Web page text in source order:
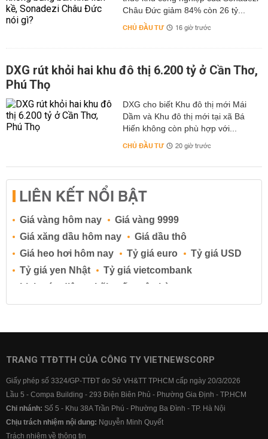
Châu Đức giảm 84% còn 26 tỷ...
CHỦ ĐẦU TƯ 16 giờ trước
DXG rút khỏi hai khu đô thị 6.200 tỷ ở Cần Thơ,
Phú Thọ
DXG cho biết Khu đô thị mới Mái
Dầm và Khu đô thị mới tại xã Bá
Hiến không còn phù hợp với...
CHỦ ĐẦU TƯ 20 giờ trước
LIÊN KẾT NỔI BẬT
Giá vàng hôm nay
Giá vàng 9999
Giá xăng dầu hôm nay
Giá dầu thô
Giá heo hơi hôm nay
Tỷ giá euro
Tỷ giá USD
Tỷ giá yen Nhật
Tỷ giá vietcombank
Lịch cúp điện
Lãi suất ngân hàng
Lãi suất tiết kiệm
Lãi suất tiền gửi
Lãi suất ngân hàng BIDV
Lãi suất ngân hàng Vietcombank
TRANG TTĐTTH CỦA CÔNG TY VIETNEWSCORP
Giấy phép số 3324/GP-TTĐT do Sở VH&TT TPHCM cấp ngày 20/3/2026
Lầu 5 - Compa Building - 293 Điện Biên Phủ - Phường Gia Định - TP.HCM
Chi nhánh: Số 5 - Khu 38A Trần Phú - Phường Ba Đình - TP. Hà Nội
Chịu trách nhiệm nội dung: Nguyễn Minh Quyết
Trách nhiệm về thông tin